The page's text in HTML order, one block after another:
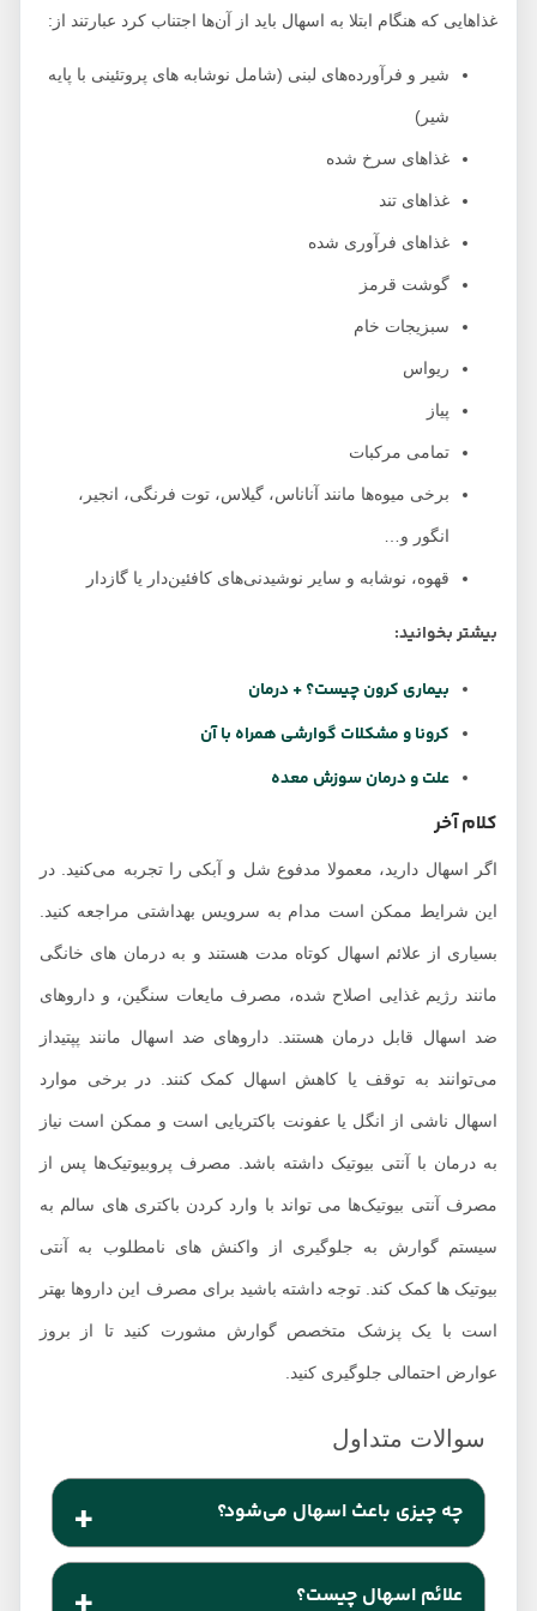
غذاهایی که هنگام ابتلا به اسهال باید از آن‌ها اجتناب کرد عبارتند از:
شیر و فرآورده‌های لبنی (شامل نوشابه های پروتئینی با پایه
غذاهای سرخ شده
غذاهای تند
غذاهای فرآوری شده
گوشت قرمز
سبزیجات خام
ریواس
پیاز
تمامی مرکبات
برخی میوه‌ها مانند آناناس، گیلاس، توت فرنگی، انجیر،
انگور و…
قهوه، نوشابه و سایر نوشیدنی‌های کافئین‌دار یا گازدار
بیشتر بخوانید:
بیماری کرون چیست؟ + درمان
کرونا و مشکلات گوارشی همراه با آن
علت و درمان سوزش معده
کلام آخر
اگر اسهال دارید، معمولا مدفوع شل و آبکی را تجربه می‌کنید. در
این شرایط ممکن است مدام به سرویس بهداشتی مراجعه کنید.
بسیاری از علائم اسهال کوتاه مدت هستند و به درمان های خانگی
مانند رژیم غذایی اصلاح شده، مصرف مایعات سنگین، و داروهای
ضد اسهال قابل درمان هستند. داروهای ضد اسهال مانند پپتیداز
می‌توانند به توقف یا کاهش اسهال کمک کنند. در برخی موارد
اسهال ناشی از انگل یا عفونت باکتریایی است و ممکن است نیاز
به درمان با آنتی بیوتیک داشته باشد. مصرف پروبیوتیک‌ها پس از
مصرف آنتی بیوتیک‌ها می تواند با وارد کردن باکتری های سالم به
سیستم گوارش به جلوگیری از واکنش های نامطلوب به آنتی
بیوتیک ها کمک کند. توجه داشته باشید برای مصرف این داروها بهتر
است با یک پزشک متخصص گوارش مشورت کنید تا از بروز
عوارض احتمالی جلوگیری کنید.
چه چیزی باعث اسهال می‌شود؟
روتاویروس شایع ترین علت اسهال حاد در سطح جهان
علائم اسهال چیست؟